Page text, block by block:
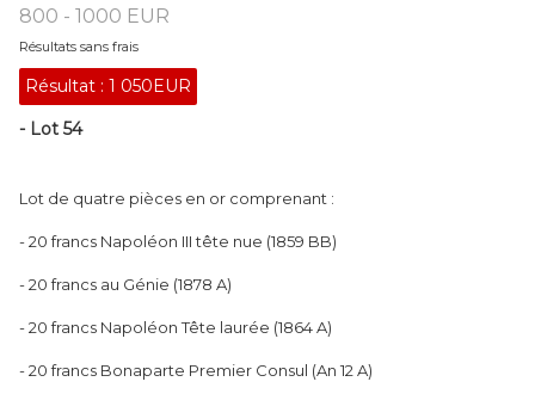
800 - 1000 EUR
Résultats sans frais
Résultat : 1 050EUR
- Lot 54
Lot de quatre pièces en or comprenant :
- 20 francs Napoléon III tête nue (1859 BB)
- 20 francs au Génie (1878 A)
- 20 francs Napoléon Tête laurée (1864 A)
- 20 francs Bonaparte Premier Consul (An 12 A)